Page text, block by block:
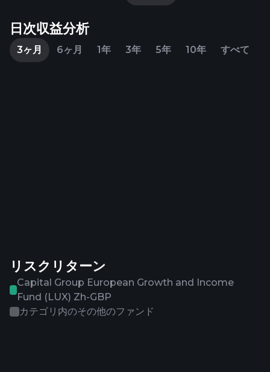
日次収益分析
3ヶ月 6ヶ月 1年 3年 5年 10年 すべて
リスクリターン
Capital Group European Growth and Income
Fund (LUX) Zh-GBP
カテゴリ内のその他のファンド